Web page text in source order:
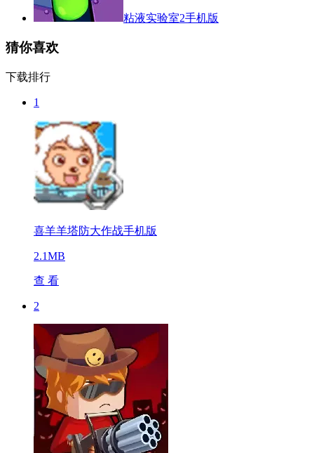
粘液实验室2手机版
猜你喜欢
下载排行
1
喜羊羊塔防大作战手机版
2.1MB
查 看
2